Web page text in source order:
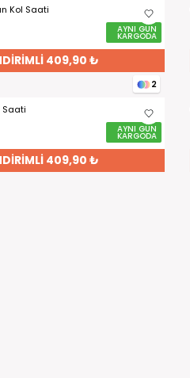
Kol Saati
AYNI GÜN
KARGODA
409,90 ₺
2
Saati
AYNI GÜN
KARGODA
409,90 ₺